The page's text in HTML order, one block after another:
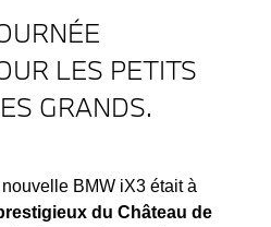
LES PETITS
GRANDS.
BMW iX3 était à
du Château de